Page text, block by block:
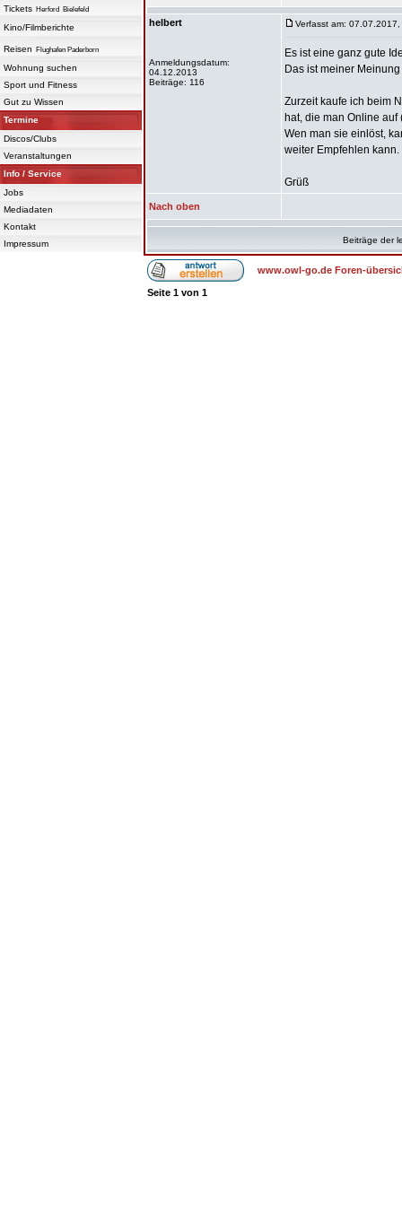
Tickets Herford Bielefeld
Kino/Filmberichte
Reisen Flughafen Paderborn
Wohnung suchen
Sport und Fitness
Gut zu Wissen
Termine
Discos/Clubs
Veranstaltungen
Info / Service
Jobs
Mediadaten
Kontakt
Impressum
helbert
Anmeldungsdatum:
04.12.2013
Beiträge: 116
Verfasst am:
Es ist eine ganz gute
Das ist meiner
Zurzeit kaufe ich beim
hat, die man Online auf
Wen man sie einlöst,
weiter Empfehlen kann.
Grüß
Nach oben
Beiträge der
www.owl-go.de Foren-
Seite 1 von 1